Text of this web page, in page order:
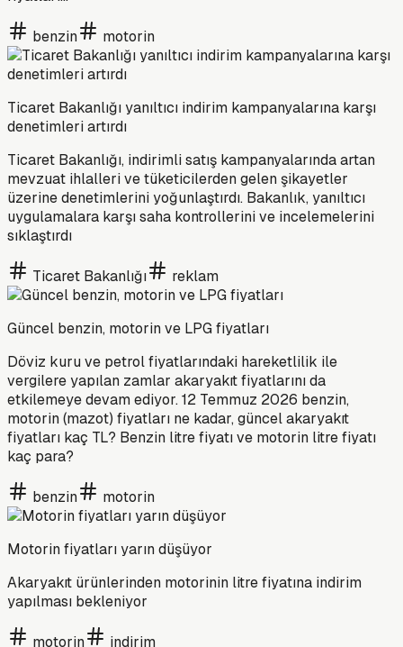
benzin motorin
Ticaret Bakanlığı yanıltıcı indirim kampanyalarına karşı
denetimleri artırdı
Ticaret Bakanlığı, indirimli satış kampanyalarında artan
mevzuat ihlalleri ve tüketicilerden gelen şikayetler
üzerine denetimlerini yoğunlaştırdı. Bakanlık, yanıltıcı
uygulamalara karşı saha kontrollerini ve incelemelerini
sıklaştırdı
Ticaret Bakanlığı reklam
Güncel benzin, motorin ve LPG fiyatları
Döviz kuru ve petrol fiyatlarındaki hareketlilik ile
vergilere yapılan zamlar akaryakıt fiyatlarını da
etkilemeye devam ediyor. 12 Temmuz 2026 benzin,
motorin (mazot) fiyatları ne kadar, güncel akaryakıt
fiyatları kaç TL? Benzin litre fiyatı ve motorin litre fiyatı
kaç para?
benzin motorin
Motorin fiyatları yarın düşüyor
Akaryakıt ürünlerinden motorinin litre fiyatına indirim
yapılması bekleniyor
motorin indirim